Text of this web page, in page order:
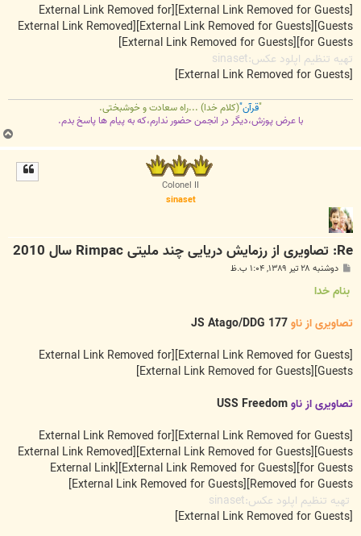
[External Link Removed for Guests]
[External Link Removed for
Guests]
[External Link Removed for Guests]
[External Link Removed
for Guests]
[External Link Removed for Guests]
تهیه تنظیم اپلود عکس:sinaset
[External Link Removed for Guests]
"قرآن"(کلام خدا) ...راه سعادت و خوشبختی.
با عرض پوزش،دیگر در انجمن حضور ندارم،که به پیام ها پاسخ بدم.
Colonel II
sinaset
Re: تصاویری از رزمایش دریایی چند ملیتی Rimpac سال 2010
ت
دوشنبه ۲۸ تیر ۱۳۸۹, ۱:۰۴ ب.ظ
بنام خدا
تصاویری از ناوJS Atago/DDG 177
[External Link Removed for Guests]
[External Link Removed for
Guests]
[External Link Removed for Guests]
تصاویری از ناو
[External Link Removed for Guests]
[External Link Removed for
Guests]
[External Link Removed for Guests]
[External Link Removed
for Guests]
[External Link Removed for Guests]
[External Link
Removed for Guests]
[External Link Removed for Guests]
تهیه تنظیم اپلود عکس:sinaset
[External Link Removed for Guests]